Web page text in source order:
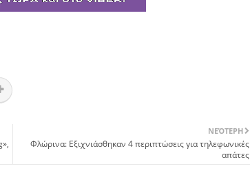
ΝΕΌΤΕΡΗ
Φλώρινα: Εξιχνιάσθηκαν 4 περιπτώσεις για τηλεφωνικές
απάτες